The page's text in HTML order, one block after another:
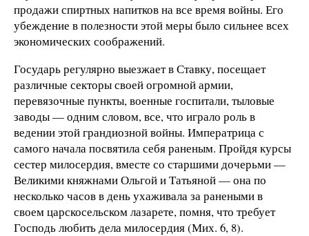
продажи спиртных напитков на все время войны. Его
убеждение в полезности этой меры было сильнее всех
экономических соображений.
Государь регулярно выезжает в Ставку, посещает
различные секторы своей огромной армии,
перевязочные пункты, военные госпитали, тыловые
заводы — одним словом, все, что играло роль в
ведении этой грандиозной войны. Императрица с
самого начала посвятила себя раненым. Пройдя курсы
сестер милосердия, вместе со старшими дочерьми —
Великими княжнами Ольгой и Татьяной — она по
несколько часов в день ухаживала за ранеными в
своем царскосельском лазарете, помня, что требует
Господь любить дела милосердия (Мих. 6, 8).